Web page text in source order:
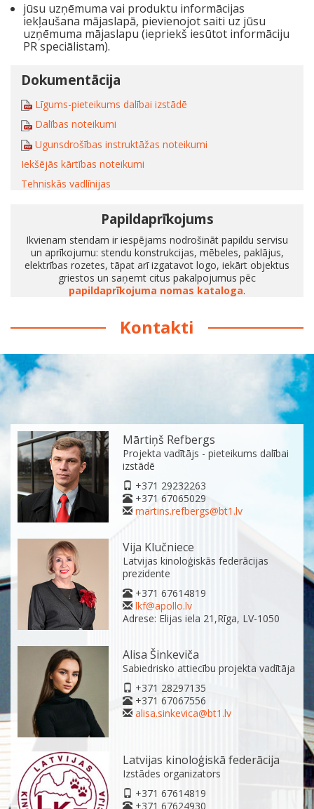
jūsu uzņēmuma vai produktu informācijas
iekļaušana mājaslapā, pievienojot saiti uz jūsu
uzņēmuma mājaslapu (iepriekš iesūtot informāciju
PR speciālistam).
Dokumentācija
Līgums-pieteikums dalībai izstādē
Dalības noteikumi
Ugunsdrošības instruktāžas noteikumi
Iekšējās kārtības noteikumi
Tehniskās vadlīnijas
Papildaprīkojums
Ikvienam stendam ir iespējams nodrošināt papildu servisu
un aprīkojumu: stendu konstrukcijas, mēbeles, paklājus,
elektrības rozetes, tāpat arī izgatavot logo, iekārt objektus
griestos un saņemt citus pakalpojumus pēc
papildaprīkojuma nomas kataloga.
Kontakti
Mārtiņš Refbergs
Projekta vadītājs - pieteikums dalībai
izstādē
+371 29232263
+371 67065029
martins.refbergs@bt1.lv
Vija Klučniece
Latvijas kinoloģiskās federācijas
prezidente
+371 67614819
lkf@apollo.lv
Adrese: Elijas iela 21,Rīga, LV-1050
Alisa Šinkeviča
Sabiedrisko attiecību projekta vadītāja
+371 28297135
+371 67067556
alisa.sinkevica@bt1.lv
Latvijas kinoloģiskā federācija
Izstādes organizators
+371 67614819
+371 67624930